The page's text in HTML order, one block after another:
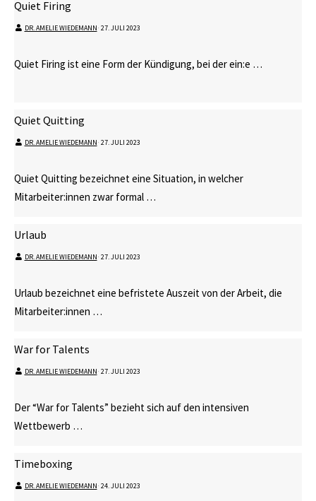
Quiet Firing
DR. AMELIE WIEDEMANN⋅ 27. JULI 2023
Quiet Firing ist eine Form der Kündigung, bei der ein:e …
Quiet Quitting
DR. AMELIE WIEDEMANN⋅ 27. JULI 2023
Quiet Quitting bezeichnet eine Situation, in welcher
Mitarbeiter:innen zwar formal …
Urlaub
DR. AMELIE WIEDEMANN⋅ 27. JULI 2023
Urlaub bezeichnet eine befristete Auszeit von der Arbeit, die
Mitarbeiter:innen …
War for Talents
DR. AMELIE WIEDEMANN⋅ 27. JULI 2023
Der “War for Talents” bezieht sich auf den intensiven
Wettbewerb …
Timeboxing
DR. AMELIE WIEDEMANN⋅ 24. JULI 2023